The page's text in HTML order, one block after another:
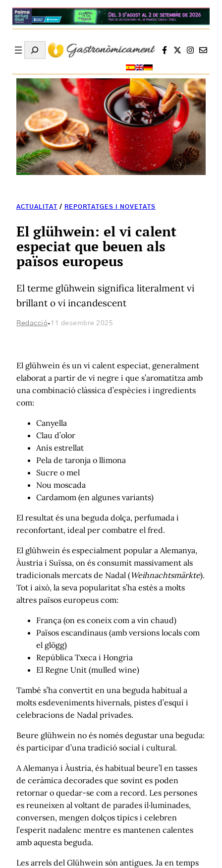
Search
ACTUALITAT / REPORTATGES I NOVETATS
El glühwein: el vi calent
especiat que beuen als
països europeus
El terme glühwein significa literalment vi
brillant o vi incandescent
Redacció· 11 desembre 2025
El glühwein és un vi calent especiat, generalment
elaborat a partir de vi negre i que s’aromatitza amb
una combinació clàssica d’espècies i ingredients
com:
Canyella
Clau d’olor
Anís estrellat
Pela de taronja o llimona
Sucre o mel
Nou moscada
Cardamom (en algunes variants)
El resultat és una beguda dolça, perfumada i
reconfortant, ideal per combatre el fred.
El glühwein és especialment popular a Alemanya,
Àustria i Suïssa, on és consumit massivament als
tradicionals mercats de Nadal (Weihnachtsmärkte).
Tot i això, la seva popularitat s’ha estès a molts
altres països europeus com:
França (on es coneix com a vin chaud)
Països escandinaus (amb versions locals com
el glögg)
República Txeca i Hongria
El Regne Unit (mulled wine)
També s’ha convertit en una beguda habitual a
molts esdeveniments hivernals, pistes d’esquí i
celebracions de Nadal privades.
Beure glühwein no és només degustar una beguda:
és participar d’una tradició social i cultural.
A Alemanya i Àustria, és habitual beure’l en tasses
de ceràmica decorades que sovint es poden
retornar o quedar-se com a record. Les persones
es reuneixen al voltant de parades il·luminades,
conversen, mengen dolços típics i celebren
l’esperit nadalenc mentre es mantenen calentes
amb aquesta beguda.
Les arrels del Glühwein són antigues. Ja en temps